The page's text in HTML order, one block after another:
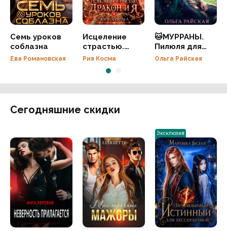
Семь уроков
соблазна
Ева Романовская
Исцеление
страстью.
Дракон и я
Рия Косма
🐱МУРРАНЫ.
Пилюля для
неизлечимо
Ольга Райская
Сегодняшние скидки
Эксклюзив